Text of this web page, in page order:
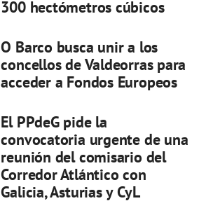
300 hectómetros cúbicos
O Barco busca unir a los
concellos de Valdeorras para
acceder a Fondos Europeos
El PPdeG pide la
convocatoria urgente de una
reunión del comisario del
Corredor Atlántico con
Galicia, Asturias y CyL